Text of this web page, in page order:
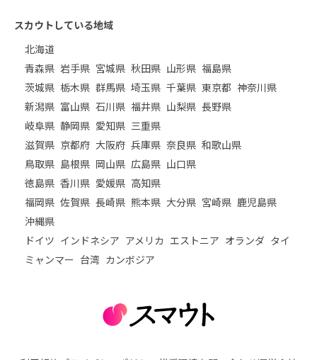
スカウトしている地域
北海道
青森県 岩手県 宮城県 秋田県 山形県 福島県
茨城県 栃木県 群馬県 埼玉県 千葉県 東京都 神奈川県
新潟県 富山県 石川県 福井県 山梨県 長野県
岐阜県 静岡県 愛知県 三重県
滋賀県 京都府 大阪府 兵庫県 奈良県 和歌山県
鳥取県 島根県 岡山県 広島県 山口県
徳島県 香川県 愛媛県 高知県
福岡県 佐賀県 長崎県 熊本県 大分県 宮崎県 鹿児島県
沖縄県
ドイツ インドネシア アメリカ エストニア オランダ タイ
ミャンマー 台湾 カンボジア